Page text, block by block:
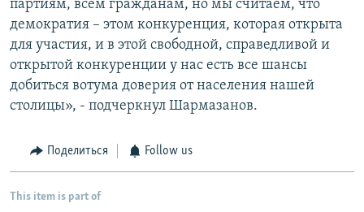
партиям, всем гражданам, но мы считаем, что
демократия – этом конкуренция, которая открыта
для участия, и в этой свободной, справедливой и
открытой конкуренции у нас есть все шансы
добиться вотума доверия от населения нашей
столицы», - подчеркнул Шармазанов.
Поделиться Follow us
This item is part of